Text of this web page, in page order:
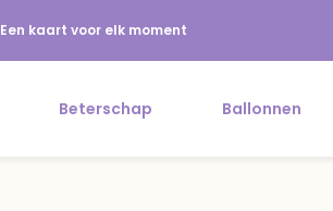
Een kaart voor elk moment
Beterschap Ballonnen